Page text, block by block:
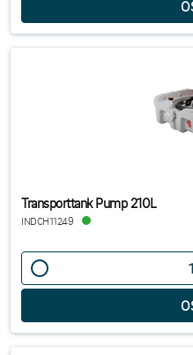
Transporttank Pump 210L
INDCH11249